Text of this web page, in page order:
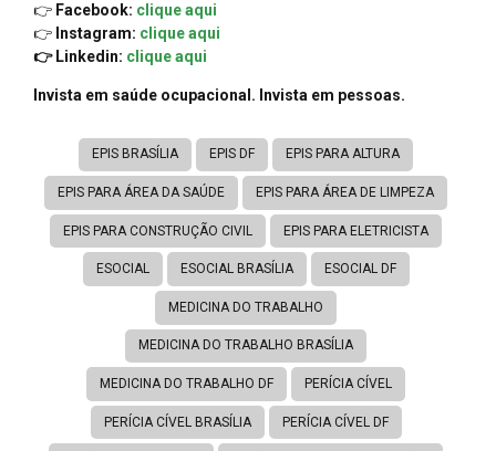
👉 Facebook: clique aqui
👉 Instagram: clique aqui
👉 Linkedin: clique aqui
Invista em saúde ocupacional. Invista em pessoas.
EPIS BRASÍLIA EPIS DF EPIS PARA ALTURA
EPIS PARA ÁREA DA SAÚDE EPIS PARA ÁREA DE LIMPEZA
EPIS PARA CONSTRUÇÃO CIVIL EPIS PARA ELETRICISTA
ESOCIAL ESOCIAL BRASÍLIA ESOCIAL DF
MEDICINA DO TRABALHO
MEDICINA DO TRABALHO BRASÍLIA
MEDICINA DO TRABALHO DF PERÍCIA CÍVEL
PERÍCIA CÍVEL BRASÍLIA PERÍCIA CÍVEL DF